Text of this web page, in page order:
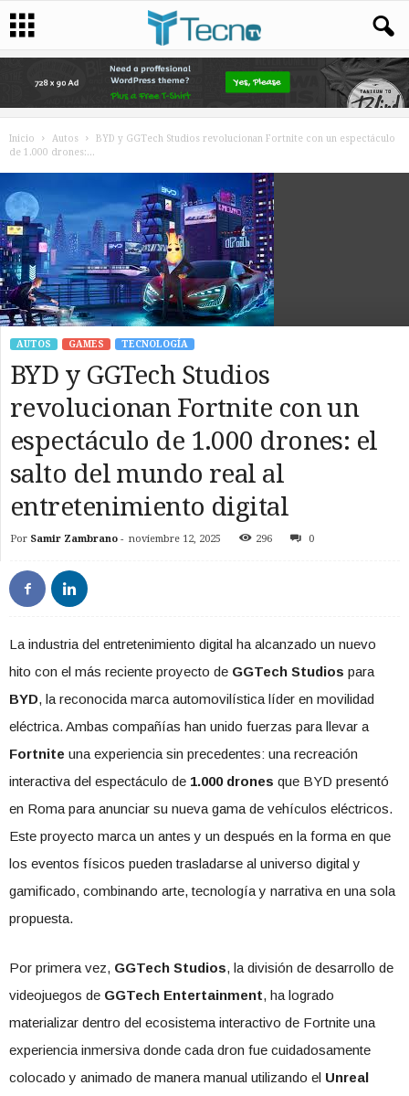
Inicio Autos
BYD y GGTech Studios revolucionan Fortnite con un espectáculo
de 1.000 drones:...
AUTOS GAMES TECNOLOGÍA
BYD y GGTech Studios
revolucionan Fortnite con un
espectáculo de 1.000 drones: el
salto del mundo real al
entretenimiento digital
Por Samir Zambrano - noviembre 12, 2025 296 0
La industria del entretenimiento digital ha alcanzado un nuevo
hito con el más reciente proyecto de GGTech Studios para
BYD, la reconocida marca automovilística líder en movilidad
eléctrica. Ambas compañías han unido fuerzas para llevar a
Fortnite una experiencia sin precedentes: una recreación
interactiva del espectáculo de 1.000 drones que BYD presentó
en Roma para anunciar su nueva gama de vehículos eléctricos.
Este proyecto marca un antes y un después en la forma en que
los eventos físicos pueden trasladarse al universo digital y
gamificado, combinando arte, tecnología y narrativa en una sola
propuesta.
Por primera vez, GGTech Studios, la división de desarrollo de
videojuegos de GGTech Entertainment, ha logrado
materializar dentro del ecosistema interactivo de Fortnite una
experiencia inmersiva donde cada dron fue cuidadosamente
colocado y animado de manera manual utilizando el Unreal